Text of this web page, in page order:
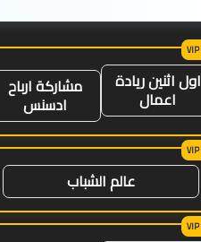
اول اثنين ريادة
اعمال مشاركة ارباح
ادسنس
عالم الشباب